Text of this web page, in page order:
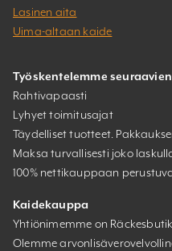
Lasinen aita
Uima-altaan kaide
Työskentelemme
Rahtivapaasti
Lyhyet toimitusajat
Täydelliset tuotteet.
Maksa turvallisesti joko
100% nettikauppaan
Kaidekauppa
Yhtiönimemme on
Olemme